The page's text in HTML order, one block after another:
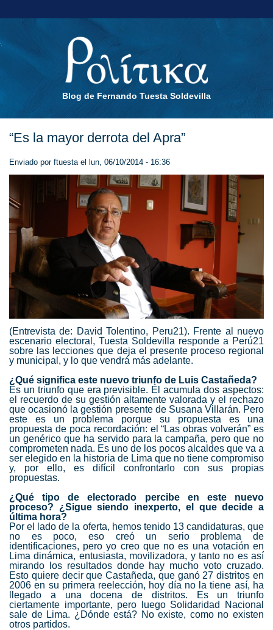
Blog de Fernando Tuesta Soldevilla
“Es la mayor derrota del Apra”
Enviado por ftuestael lun, 06/10/2014 - 16:36
(Entrevista de: David Tolentino, Peru21). Frente al nuevo
escenario electoral, Tuesta Soldevilla responde a Perú21
sobre las lecciones que deja el presente proceso regional
y municipal, y lo que vendrá más adelante.
¿Qué significa este nuevo triunfo de Luis Castañeda?
Es un triunfo que era previsible. Él acumula dos aspectos:
el recuerdo de su gestión altamente valorada y el rechazo
que ocasionó la gestión presente de Susana Villarán. Pero
este es un problema porque su propuesta es una
propuesta de poca recordación: el “Las obras volverán” es
un genérico que ha servido para la campaña, pero que no
comprometen nada. Es uno de los pocos alcaldes que va a
ser elegido en la historia de Lima que no tiene compromiso
y, por ello, es difícil confrontarlo con sus propias
propuestas.
¿Qué tipo de electorado percibe en este nuevo
proceso? ¿Sigue siendo inexperto, el que decide a
última hora?
Por el lado de la oferta, hemos tenido 13 candidaturas, que
no es poco, eso creó un serio problema de
identificaciones, pero yo creo que no es una votación en
Lima dinámica, entusiasta, movilizadora, y tanto no es así
mirando los resultados donde hay mucho voto cruzado.
Esto quiere decir que Castañeda, que ganó 27 distritos en
2006 en su primera reelección, hoy día no la tiene así, ha
llegado a una docena de distritos. Es un triunfo
ciertamente importante, pero luego Solidaridad Nacional
sale de Lima. ¿Dónde está? No existe, como no existen
otros partidos.